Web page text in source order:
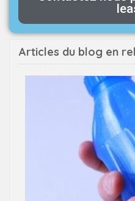
Articles du blog en